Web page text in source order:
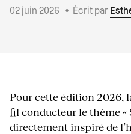
02 juin 2026 • Écrit par
Pour cette édition 2026,
fil conducteur le thème «
directement inspiré de